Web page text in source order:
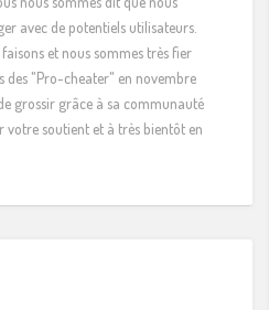
avec de potentiels utilisateurs.
et nous sommes très fier
des "Pro-cheater" en novembre
grossir grâce à sa communauté
votre soutient et à très bientôt en